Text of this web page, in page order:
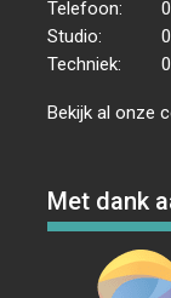
Telefoon:
Studio:
Techniek:
Bekijk al onze
Met dank